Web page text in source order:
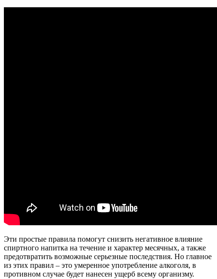
Эти простые правила помогут снизить негативное влияние
спиртного напитка на течение и характер месячных, а также
предотвратить возможные серьезные последствия. Но главное
из этих правил – это умеренное употребление алкоголя, в
противном случае будет нанесен ущерб всему организму.